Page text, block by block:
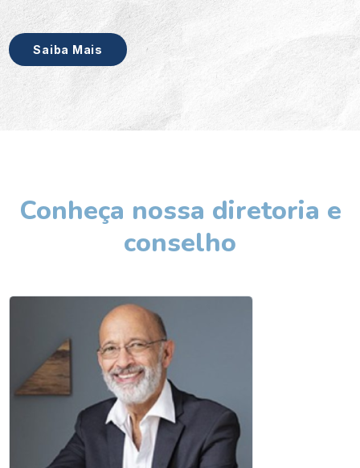
Saiba Mais
Conheça nossa diretoria e
conselho